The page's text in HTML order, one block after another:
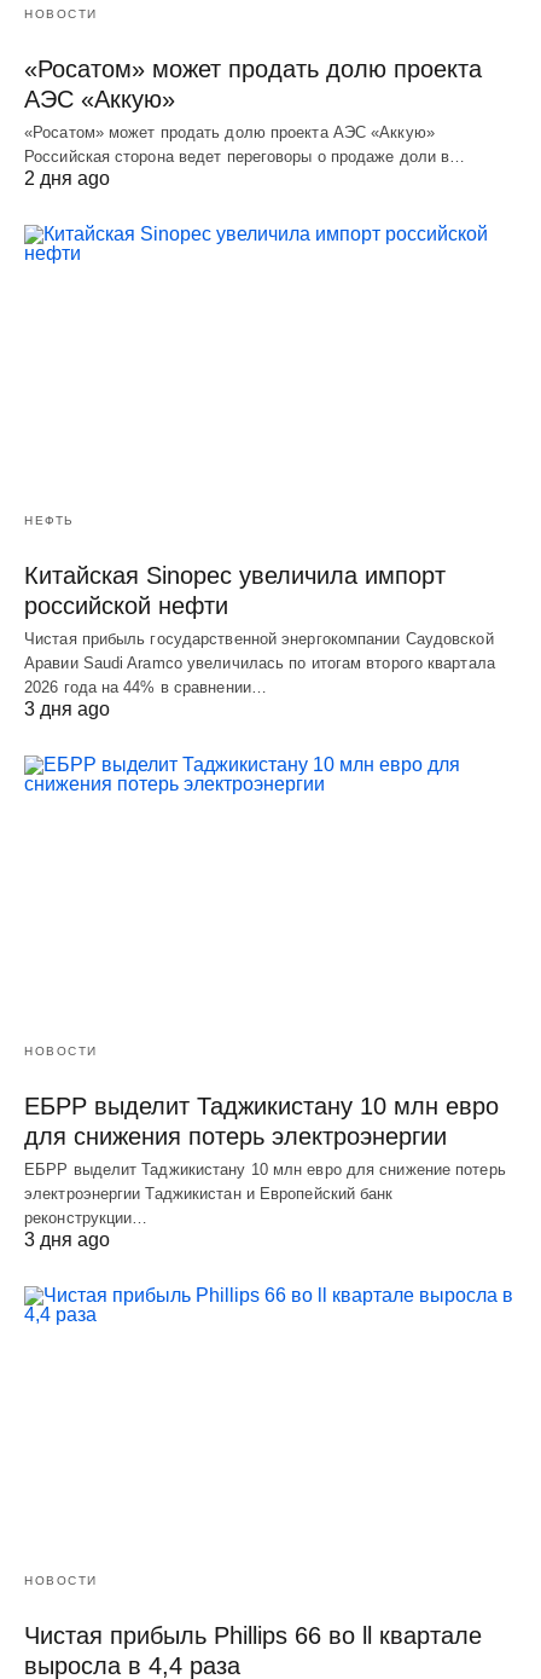
НОВОСТИ
«Росатом» может продать долю проекта
АЭС «Аккую»
«Росатом» может продать долю проекта АЭС «Аккую»
Российская сторона ведет переговоры о продаже доли в…
2 дня ago
НЕФТЬ
Китайская Sinopec увеличила импорт
российской нефти
Чистая прибыль государственной энергокомпании Саудовской
Аравии Saudi Aramco увеличилась по итогам второго квартала
2026 года на 44% в сравнении…
3 дня ago
НОВОСТИ
ЕБРР выделит Таджикистану 10 млн евро
для снижения потерь электроэнергии
ЕБРР выделит Таджикистану 10 млн евро для снижение потерь
электроэнергии Таджикистан и Европейский банк
реконструкции…
3 дня ago
НОВОСТИ
Чистая прибыль Phillips 66 во ll квартале
выросла в 4,4 раза